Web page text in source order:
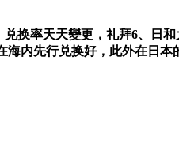
兑换率天天變更，礼拜6、日
海内先行兑换好，此外在日本